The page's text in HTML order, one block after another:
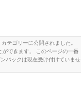
カテゴリーに公開されました。
ができます。 このページの一番
バックは現在受け付けていませ